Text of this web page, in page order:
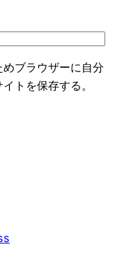
ブラウザーに自分
トを保存する。